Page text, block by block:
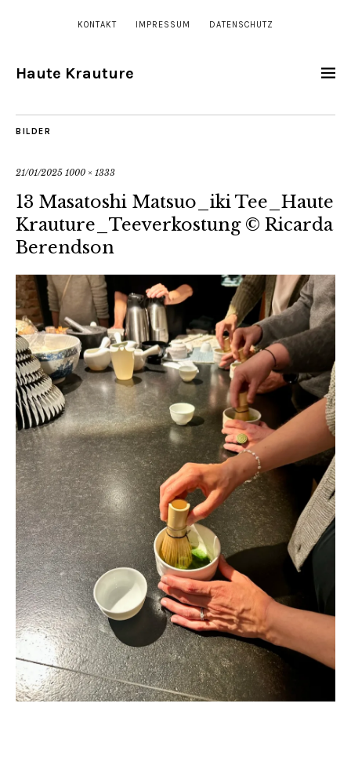
KONTAKT IMPRESSUM DATENSCHUTZ
Haute Krauture
BILDER
21/01/2025 1000 × 1333
13 Masatoshi Matsuo_iki Tee_Haute
Krauture_Teeverkostung © Ricarda
Berendson